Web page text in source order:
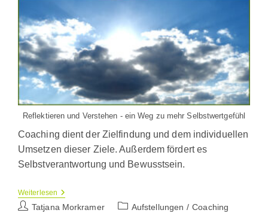
Reflektieren und Verstehen - ein Weg zu mehr Selbstwertgefühl
Coaching dient der Zielfindung und dem individuellen
Umsetzen dieser Ziele. Außerdem fördert es
Selbstverantwortung und Bewusstsein.
Weiterlesen Was
Ist
In
Beitrags-
Tatjana Morkramer
Beitrags-
Aufstellungen / Coaching